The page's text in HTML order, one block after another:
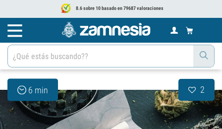
8.6 sobre 10 basado en 79687 valoraciones
6 min 2